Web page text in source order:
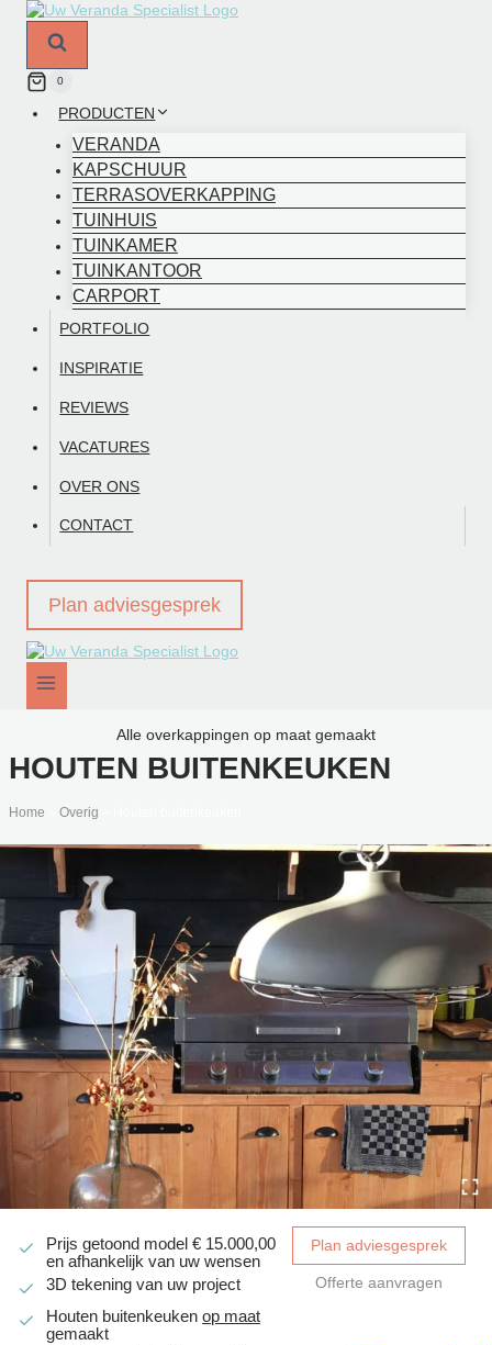
Doorgaan
0
PRODUCTEN
VERANDA
KAPSCHUUR
TERRASOVERKAPPING
TUINHUIS
TUINKAMER
TUINKANTOOR
CARPORT
PORTFOLIO
INSPIRATIE
REVIEWS
VACATURES
OVER ONS
CONTACT
Plan adviesgesprek
Alle overkappingen op maat gemaakt
HOUTEN BUITENKEUKEN
Home Overig
Prijs getoond model € 15.000,00
en afhankelijk van uw wensen
3D tekening van uw project
Houten buitenkeuken op maat
gemaakt
Plan adviesgesprek
Offerte aanvragen